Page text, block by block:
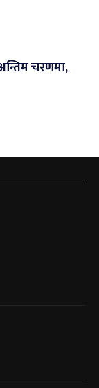
चरणमा,